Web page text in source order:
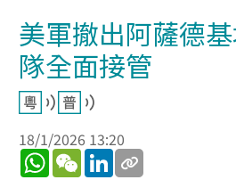
美軍撤出阿薩德
隊全面接管
18/1/2026 13:20
WhatsApp
WeChatLinkedIn